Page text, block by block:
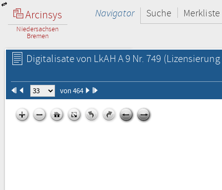
Arcinsys
Niedersachsen
Bremen
Navigator Suche Merkliste
Digitalisate von LkAH A 9 Nr. 749
von 464